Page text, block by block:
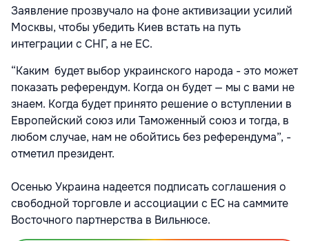
Заявление прозвучало на фоне активизации усилий
Москвы, чтобы убедить Киев встать на путь
интеграции с СНГ, а не ЕС.
“Каким будет выбор украинского народа - это может
показать референдум. Когда он будет — мы с вами не
знаем. Когда будет принято решение о вступлении в
Европейский союз или Таможенный союз и тогда, в
любом случае, нам не обойтись без референдума”, -
отметил президент.
Осенью Украина надеется подписать соглашения о
свободной торговле и ассоциации с ЕС на саммите
Восточного партнерства в Вильнюсе.